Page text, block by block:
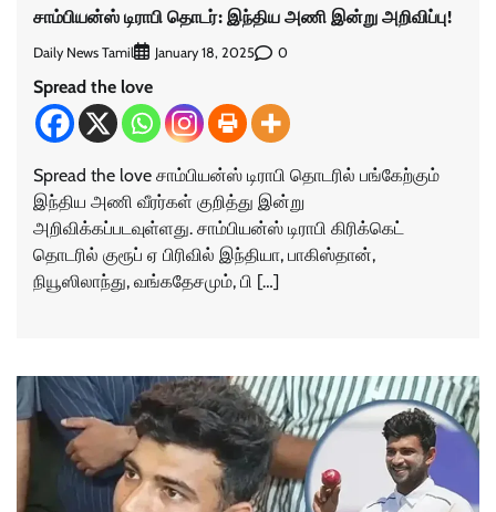
சாம்பியன்ஸ் டிராபி தொடர்: இந்திய அணி இன்று அறிவிப்பு!
Daily News Tamil January 18, 2025 0
Spread the love
Spread the love சாம்பியன்ஸ் டிராபி தொடரில் பங்கேற்கும்
இந்திய அணி வீரர்கள் குறித்து இன்று
அறிவிக்கப்படவுள்ளது. சாம்பியன்ஸ் டிராபி கிரிக்கெட்
தொடரில் குரூப் ஏ பிரிவில் இந்தியா, பாகிஸ்தான்,
நியூஸிலாந்து, வங்கதேசமும், பி […]